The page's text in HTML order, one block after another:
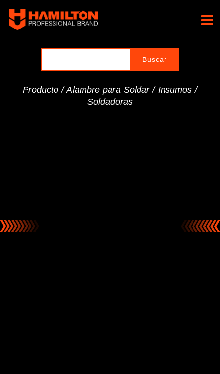
contenido
Producto /Alambre para Soldar/ Insumos /
Soldadoras